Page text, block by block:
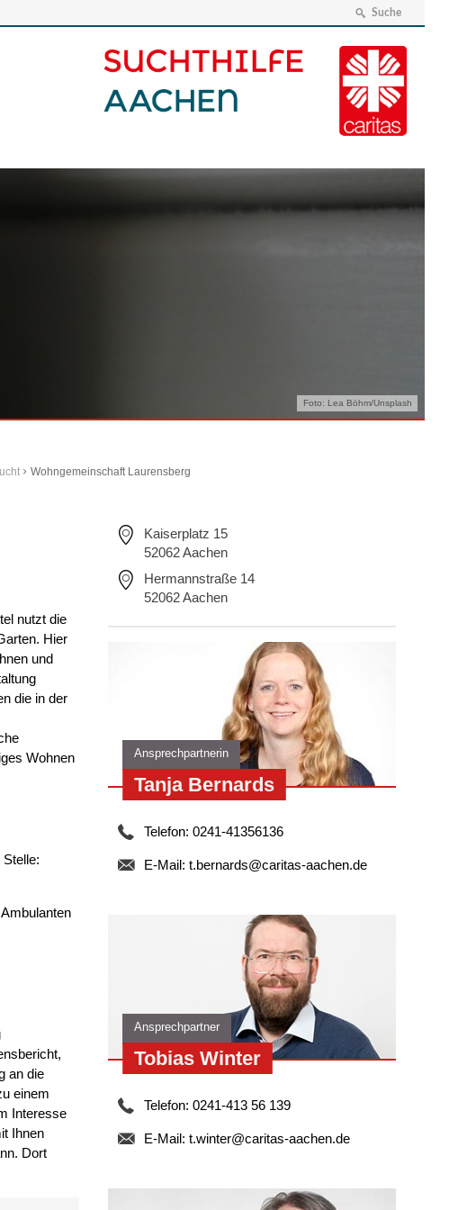
Suche
Foto: Lea Böhm/Unsplash
Wohngemeinschaft Laurensberg
nutzt die
Hier
und
die in der
Wohnen
an die
einem
Interesse
Ihnen
Dort
Kaiserplatz 15
52062 Aachen
Hermannstraße 14
52062 Aachen
Ansprechpartnerin
Tanja Bernards
Telefon: 0241-41356136
E-Mail: t.bernards@caritas-aachen.de
Ansprechpartner
Tobias Winter
Telefon: 0241-413 56 139
E-Mail: t.winter@caritas-aachen.de